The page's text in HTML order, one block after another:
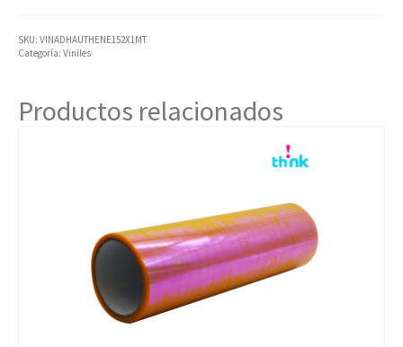
SKU: VINADHAUTHENE152X1MT
Categoría: Viniles
Productos relacionados